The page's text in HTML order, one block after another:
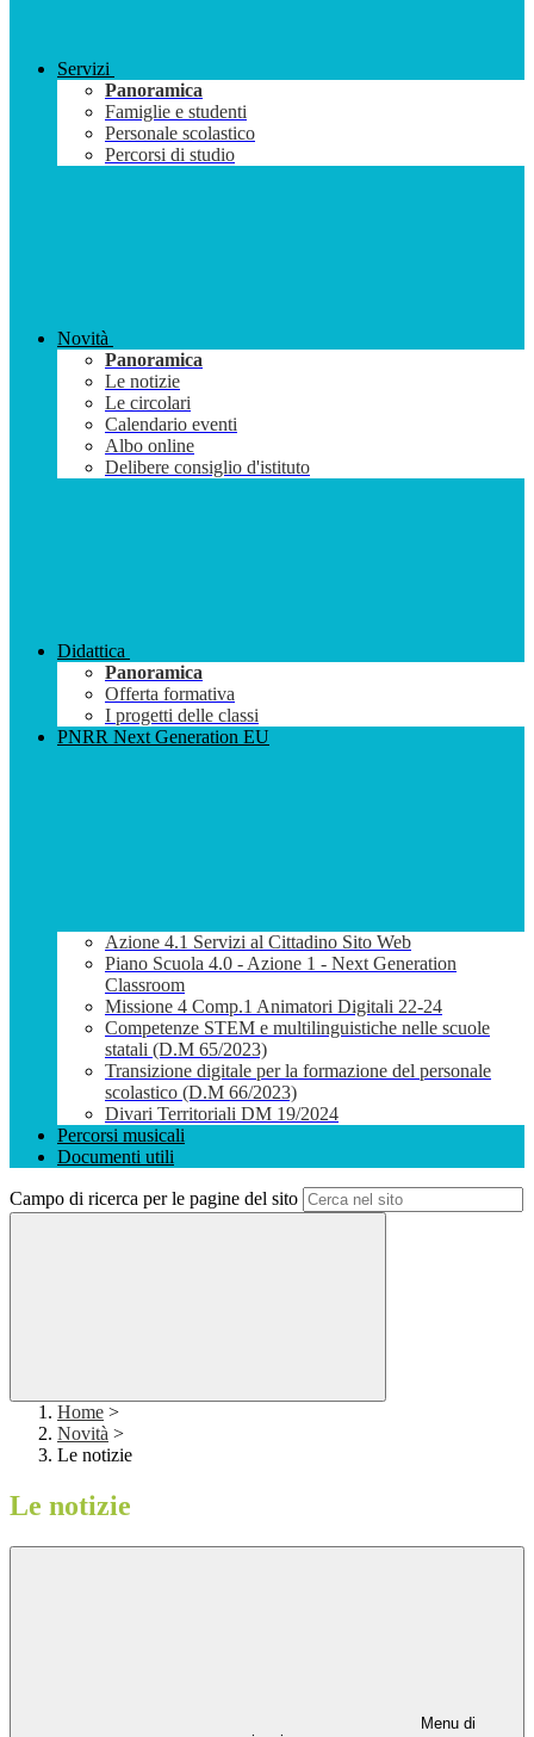
Servizi
Panoramica
Famiglie e studenti
Personale scolastico
Percorsi di studio
Novità
Panoramica
Le notizie
Le circolari
Calendario eventi
Albo online
Delibere consiglio d'istituto
Didattica
Panoramica
Offerta formativa
I progetti delle classi
PNRR Next Generation EU
Azione 4.1 Servizi al Cittadino Sito Web
Piano Scuola 4.0 - Azione 1 - Next Generation
Classroom
Missione 4 Comp.1 Animatori Digitali 22-24
Competenze STEM e multilinguistiche nelle scuole
statali (D.M 65/2023)
Transizione digitale per la formazione del personale
scolastico (D.M 66/2023)
Divari Territoriali DM 19/2024
Percorsi musicali
Documenti utili
Campo di ricerca per le pagine del sito
Home >
Novità >
Le notizie
Le notizie
Menu di